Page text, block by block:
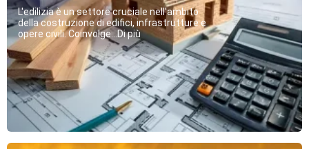
L'edilizia è un settore cruciale nell'ambito
della costruzione di edifici, infrastrutture e
opere civili. Coinvolge...Di più